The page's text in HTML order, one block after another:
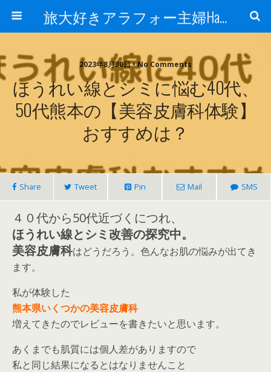
旅大好きアラフォー主婦Happy lifeの道
2023年8月30日 • No Comments
ほうれい線とシミに悩む40代、
50代熊本の【美容皮膚科体験】
おすすめは？
Share Tweet Pin Mail SMS
４０代から50代近づくにつれ、
ほうれい線とシミ改善の探究中。
美容皮膚科はどうだろう。色んなお肌の悩みが出てき
ます。
私が体験した
熊本県いくつかの美容皮膚科
増えてきたのでレビューを書きたいと思います。
あくまでも肌質には個人差がありますので
私と同じ結果になるとはなりませんこと